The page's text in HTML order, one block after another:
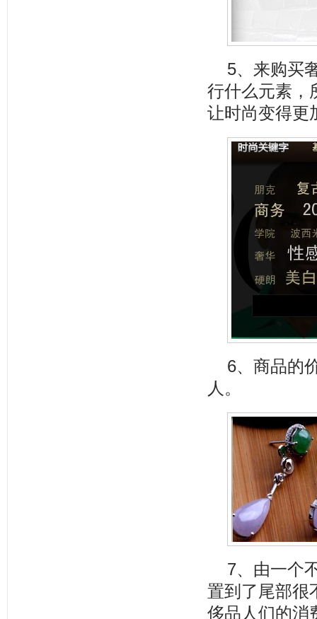
5、来购买
行什么元素，
让时尚变得更
6、商品的
人。
7、由一个
置到了尾部很
侈品人们的消